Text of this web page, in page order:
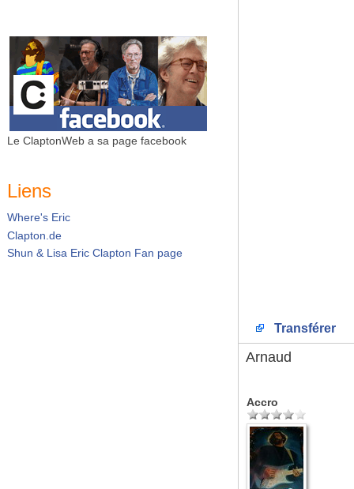
Le ClaptonWeb a sa page facebook
Liens
Where's Eric
Clapton.de
Shun & Lisa Eric Clapton Fan page
Transférer
Arnaud
Accro